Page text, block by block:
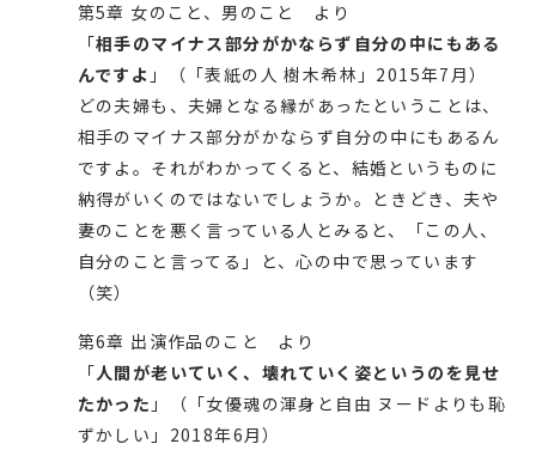
第5章 女のこと、男のこと より
「相手のマイナス部分がかならず自分の中にもある
んですよ 」（「表紙の人 樹木希林」2015年7月）
どの夫婦も、夫婦となる縁があったということは、
相手のマイナス部分がかならず自分の中にもあるん
ですよ。それがわかってくると、結婚というものに
納得がいくのではないでしょうか。ときどき、夫や
妻のことを悪く言っている人とみると、「この人、
自分のこと言ってる」と、心の中で思っています
（笑）
第6章 出演作品のこと より
「人間が老いていく、壊れていく姿というのを見せ
たかった 」（「女優魂の渾身と自由 ヌードよりも恥
ずかしい」2018年6月）